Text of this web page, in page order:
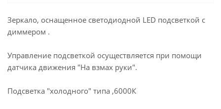
Зеркало, оснащенное светодиодной LED подсветкой с
диммером .
Управление подсветкой осуществляется при помощи
датчика движения "На взмах руки".
Подсветка "холодного" типа ,6000К